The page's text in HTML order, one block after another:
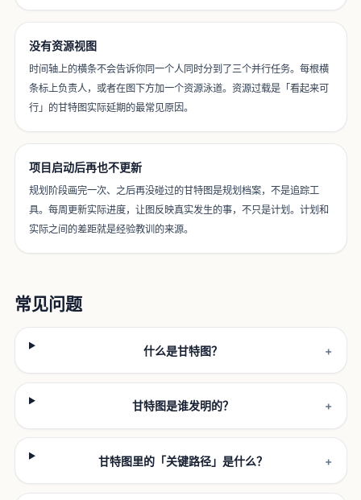
没有资源视图
时间轴上的横条不会告诉你同一个人同时分到了三个并行任务。每根横
条标上负责人，或者在图下方加一个资源泳道。资源过载是「看起来可
行」的甘特图实际延期的最常见原因。
项目启动后再也不更新
规划阶段画完一次、之后再没碰过的甘特图是规划档案，不是追踪工
具。每周更新实际进度，让图反映真实发生的事，不只是计划。计划和
实际之间的差距就是经验教训的来源。
常见问题
什么是甘特图？ +
甘特图是谁发明的？ +
甘特图里的「关键路径」是什么？ +